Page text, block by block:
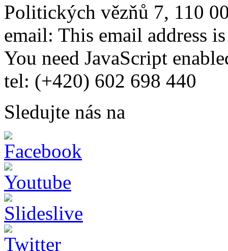
Politických vězňů 7, 110
email: This email address
You need JavaScript
tel: (+420) 602 698 440
Sledujte nás na